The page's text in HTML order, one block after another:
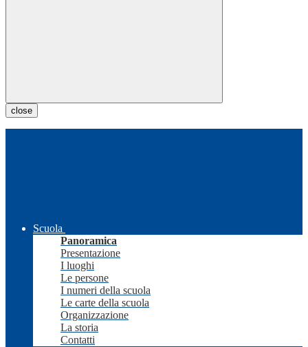
close
Scuola
Panoramica
Presentazione
I luoghi
Le persone
I numeri della scuola
Le carte della scuola
Organizzazione
La storia
Contatti